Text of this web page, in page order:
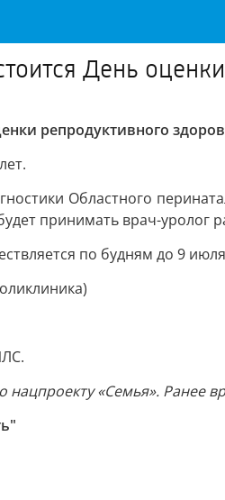
День
репродуктивного
Областного
принимать врач-уролог
по будням до 9
нацпроекту «Семья». Ранее